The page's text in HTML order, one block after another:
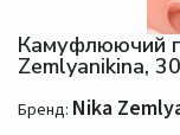
Камуфлюючий
Zemlyanikina,
Бренд: Nika